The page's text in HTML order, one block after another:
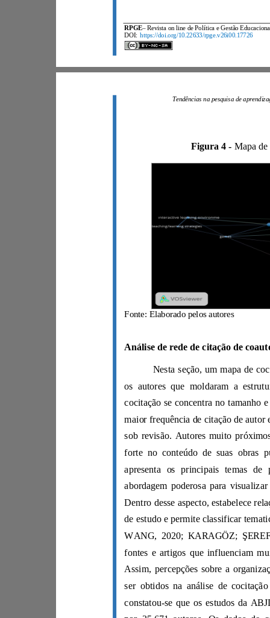
RPGE
DOI: https://doi.org/10.22633/rpge.v26i00.17726
Figura 4 -
Fonte: Elaborado pelos autores
WANG, 2020;